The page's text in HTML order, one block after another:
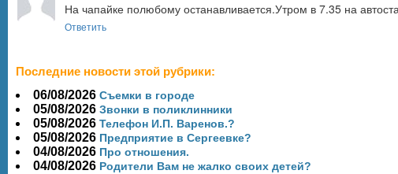
На чапайке полюбому останавливается.Утром в 7.35 на
Ответить
Последние новости этой рубрики:
06/08/2026 Съемки в городе
05/08/2026 Звонки в поликлинники
05/08/2026 Телефон И.П. Варенов.?
05/08/2026 Предприятие в Сергеевке?
04/08/2026 Про отношения.
04/08/2026 Родители Вам не жалко своих детей?